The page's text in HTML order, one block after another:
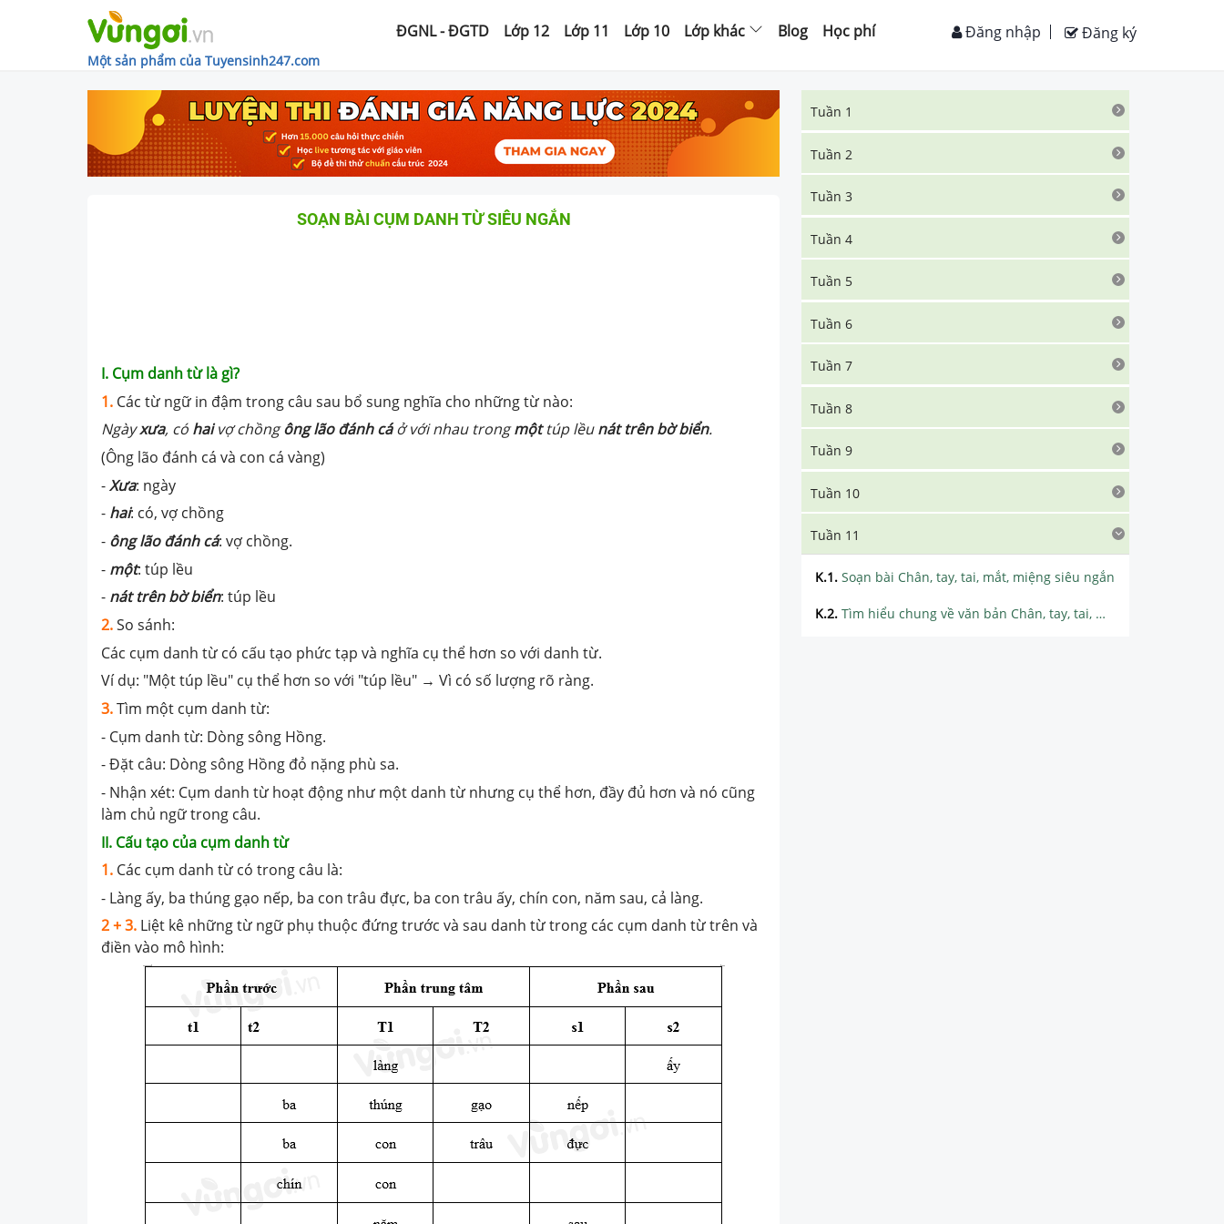
Một sản phẩm của Tuyensinh247.com
ĐGNL - ĐGTD Lớp 12 Lớp 11 Lớp 10 Lớp khác Blog Học phí Đăng ký
Đăng nhập
SOẠN BÀI CỤM DANH TỪ SIÊU NGẮN
I. Cụm danh từ là gì?
1. Các từ ngữ in đậm trong câu sau bổ sung nghĩa cho những từ nào:
Ngàyxưa, có haivợ chồngông lão đánh cáở với nhau trongmộttúp lềunát trên bờ biển.
(Ông lão đánh cá và con cá vàng)
-Xưa: ngày
- hai: có, vợ chồng
- ông lão đánh cá: vợ chồng.
- một: túp lều
- nát trên bờ biển: túp lều
2.So sánh:
Các cụm danh từ có cấu tạo phức tạp và nghĩa cụ thể hơn so với danh từ.
Ví dụ: "Một túp lều" cụ thể hơn so với "túp lều" → Vì có số lượng rõ ràng.
3.Tìm một cụm danh từ:
- Cụm danh từ: Dòng sông Hồng.
- Đặt câu: Dòng sông Hồng đỏ nặng phù sa.
- Nhận xét: Cụm danh từ hoạt động như một danh từ nhưng cụ thể hơn, đầy đủ hơn và nó cũng
làm chủ ngữ trong câu.
II. Cấu tạo của cụm danh từ
1. Các cụm danh từ có trong câu là:
- Làng ấy, ba thúng gạo nếp, ba con trâu đực, ba con trâu ấy, chín con, năm sau, cả làng.
2 + 3. Liệt kê những từ ngữ phụ thuộc đứng trước và sau danh từ trong các cụm danh từ trên và
điền vào mô hình:
Tuần 1
Tuần 2
Tuần 3
Tuần 4
Tuần 5
Tuần 6
Tuần 7
Tuần 8
Tuần 9
Tuần 10
Tuần 11
K.1. Soạn bài Chân, tay, tai, mắt, miệng siêu ngắn
K.2. Tìm hiểu chung về văn bản Chân, tay, tai, mắt, miệng